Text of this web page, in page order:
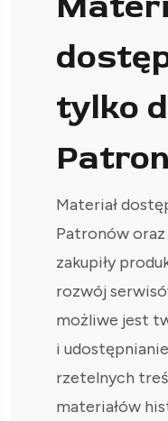
tylko
Materiał
Patronów
zakupiły
rozwój
możliwe jest
i
rzetelnych
materiałów